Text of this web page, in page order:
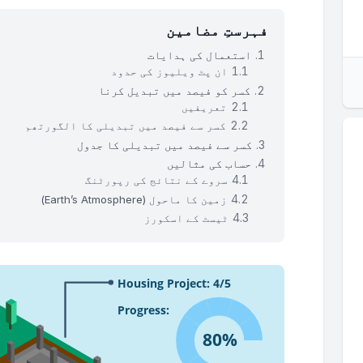
فہرستِ مضامین
استعمال کی ہدایات
ان پٹ ویلیوز کی حدود
کسر کو فیصد میں تبدیل کرنا
تعریفیں
کسر سے فیصد میں تبدیلی کا الگورتھم
کسر سے فیصد میں تبدیلی کا جدول
حساب کی مثالیں
سروے کے نتائج کی رپورٹنگ
زمین کا ماحول (Earth’s Atmosphere)
ٹیسٹ کے اسکورز